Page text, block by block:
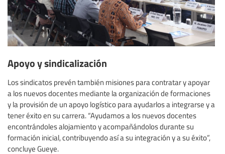
Apoyo y sindicalización
Los sindicatos prevén también misiones para contratar y apoyar
a los nuevos docentes mediante la organización de formaciones
y la provisión de un apoyo logístico para ayudarlos a integrarse y a
tener éxito en su carrera. “Ayudamos a los nuevos docentes
encontrándoles alojamiento y acompañándolos durante su
formación inicial, contribuyendo así a su integración y a su éxito”,
concluye Gueye.